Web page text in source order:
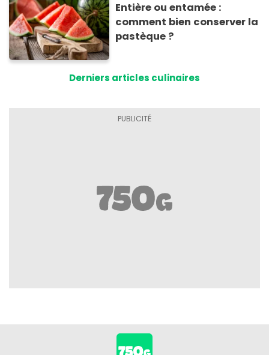
Entière ou entamée :
comment bien conserver la
pastèque ?
Derniers articles culinaires